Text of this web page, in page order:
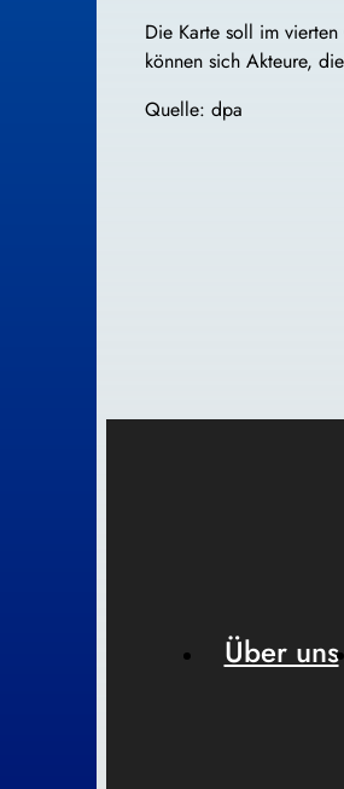
Die Karte soll im
können sich Akteure,
Quelle: dpa
Über uns